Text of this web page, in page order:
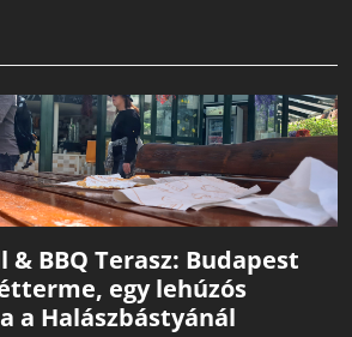
BBQ Terasz: Budapest
egy lehúzós
a Halászbástyánál